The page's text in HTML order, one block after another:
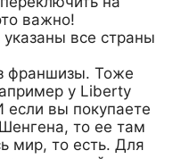
важно!
все страны
франшизы. Тоже
у Liberty
вы покупаете
то ее там
мир, то есть. Для